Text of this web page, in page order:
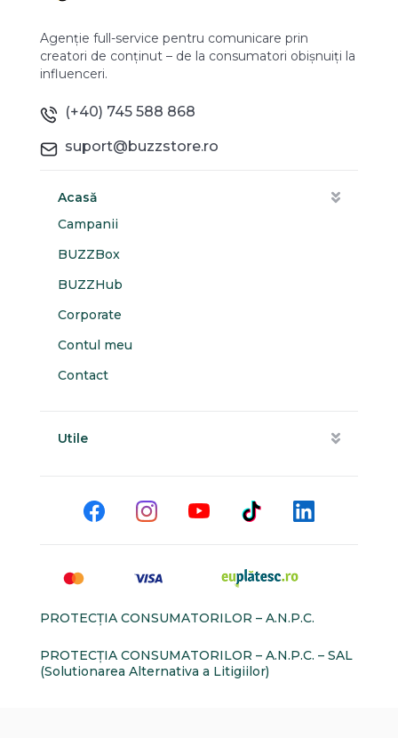
Agenție full-service pentru comunicare prin
creatori de conținut – de la consumatori obișnuiți la
influenceri.
(+40) 745 588 868
suport@buzzstore.ro
Acasă
Campanii
BUZZBox
BUZZHub
Corporate
Contul meu
Contact
Utile
PROTECŢIA CONSUMATORILOR – A.N.P.C.
PROTECŢIA CONSUMATORILOR – A.N.P.C. – SAL
(Solutionarea Alternativa a Litigiilor)